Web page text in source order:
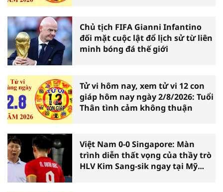
Chủ tịch FIFA Gianni Infantino
đối mặt cuộc lật đổ lịch sử từ liên
minh bóng đá thế giới
Tử vi hôm nay, xem tử vi 12 con
giáp hôm nay ngày 2/8/2026: Tuổi
Thân tình cảm không thuận
Việt Nam 0-0 Singapore: Màn
trình diễn thất vọng của thầy trò
HLV Kim Sang-sik ngay tại Mỹ